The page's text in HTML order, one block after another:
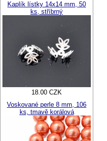
Kaplík lístky 14x14 mm, 50
ks, stříbrný
18.00 CZK
Voskované perle 8 mm, 106
ks, tmavě korálová